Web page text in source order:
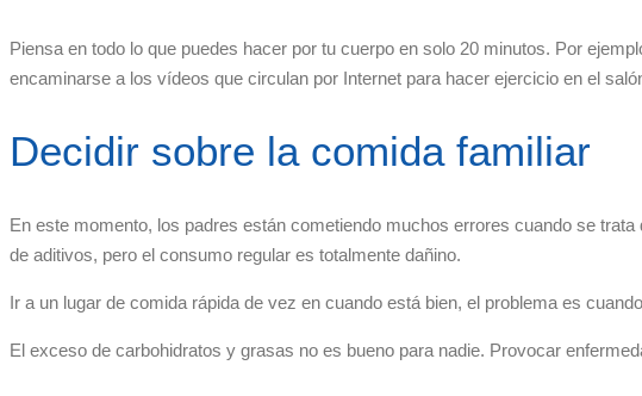
Piensa en todo lo que puedes hacer por tu cuerpo en solo 20 minutos. Por
encaminarse a los vídeos que circulan por Internet para hacer ejercicio en el
Decidir sobre la comida familiar
En este momento, los padres están cometiendo muchos errores cuando se
de aditivos, pero el consumo regular es totalmente dañino.
Ir a un lugar de comida rápida de vez en cuando está bien, el problema es
El exceso de carbohidratos y grasas no es bueno para nadie. Provocar